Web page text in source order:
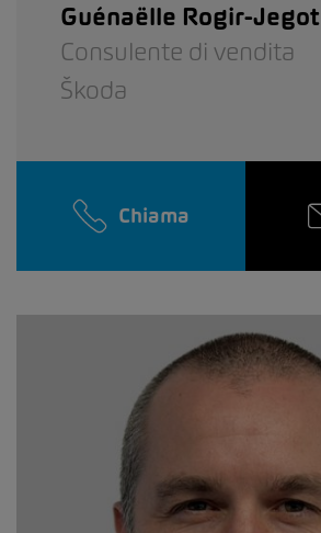
Guénaëlle Rogir-Jegot
Consulente di vendita
Škoda
Chiama